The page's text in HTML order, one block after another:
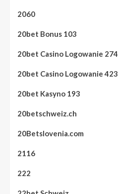
2060
20bet Bonus 103
20bet Casino Logowanie 274
20bet Casino Logowanie 423
20bet Kasyno 193
20betschweiz.ch
20Betslovenia.com
2116
222